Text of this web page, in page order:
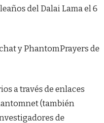
del Dalai Lama el 6
y PhantomPrayers de
a través de enlaces
(también
de